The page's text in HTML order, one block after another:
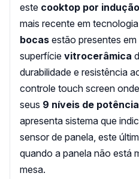
este cooktop por indução
mais recente em
bocas estão presentes
superfície vitrocerâmica
durabilidade e resistência
controle touch screen
seus 9 níveis de potência
apresenta sistema que
sensor de panela, este
quando a panela não está
mesa.